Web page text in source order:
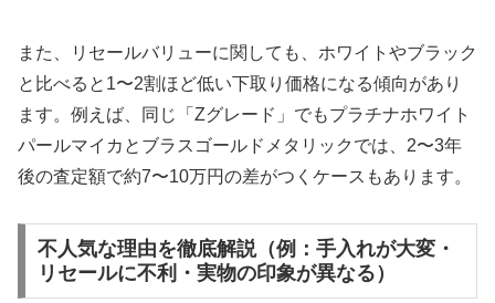
また、リセールバリューに関しても、ホワイトやブラック
と比べると1〜2割ほど低い下取り価格になる傾向があり
ます。例えば、同じ「Zグレード」でもプラチナホワイト
パールマイカとブラスゴールドメタリックでは、2〜3年
後の査定額で約7〜10万円の差がつくケースもあります。
不人気な理由を徹底解説（例：手入れが大変・
リセールに不利・実物の印象が異なる）